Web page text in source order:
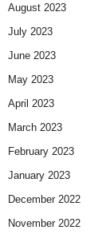
August 2023
July 2023
June 2023
May 2023
April 2023
March 2023
February 2023
January 2023
December 2022
November 2022